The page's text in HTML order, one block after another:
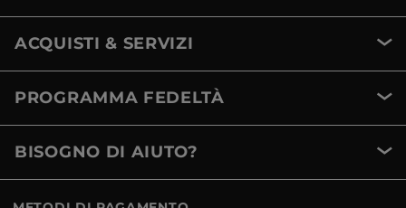
ACQUISTI & SERVIZI
PROGRAMMA FEDELTÀ
BISOGNO DI AIUTO?